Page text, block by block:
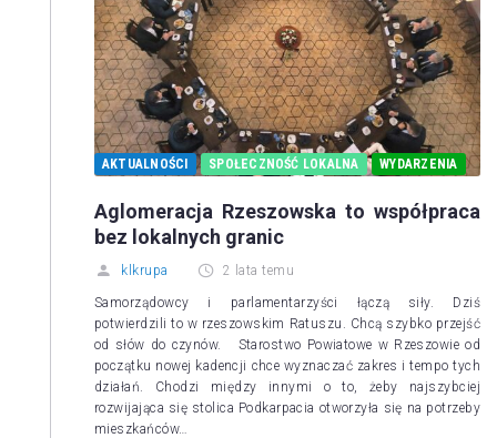
AKTUALNOŚCI SPOŁECZNOŚĆ LOKALNA WYDARZENIA
Aglomeracja Rzeszowska to współpraca
bez lokalnych granic
klkrupa 2 lata temu
Samorządowcy i parlamentarzyści łączą siły. Dziś
potwierdzili to w rzeszowskim Ratuszu. Chcą szybko przejść
od słów do czynów. Starostwo Powiatowe w Rzeszowie od
początku nowej kadencji chce wyznaczać zakres i tempo tych
działań. Chodzi między innymi o to, żeby najszybciej
rozwijająca się stolica Podkarpacia otworzyła się na potrzeby
mieszkańców…